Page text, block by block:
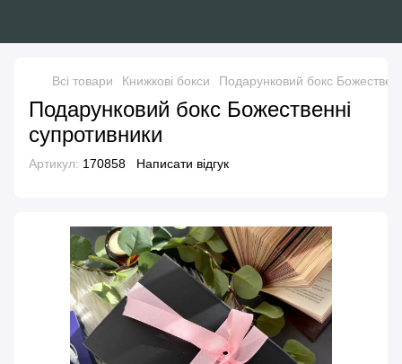
Всі товари Книжкові бокси Подарунковий бокс
Подарунковий бокс Божественні
супротивники
Артикул: 170858 Написати відгук